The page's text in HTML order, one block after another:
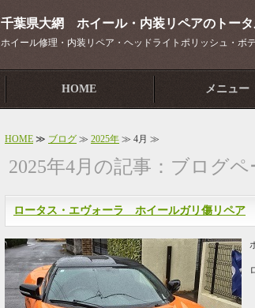
千葉県大網 ホイール・内装リペアのトー
ホイール修理・内装リペア・ヘッドライトポリッシュ・ボ
HOME メニュー
HOME ≫ ブログ ≫ 2025年 ≫ 4月 ≫
2025年4月の記事：ブログペ
ロータス・エヴォーラ ホイールガリ傷リペア